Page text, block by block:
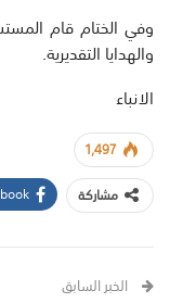
وفي الختام قام
والهدايا التقديرية.
الانباء
1,497
مشاركة
الخبر السابق